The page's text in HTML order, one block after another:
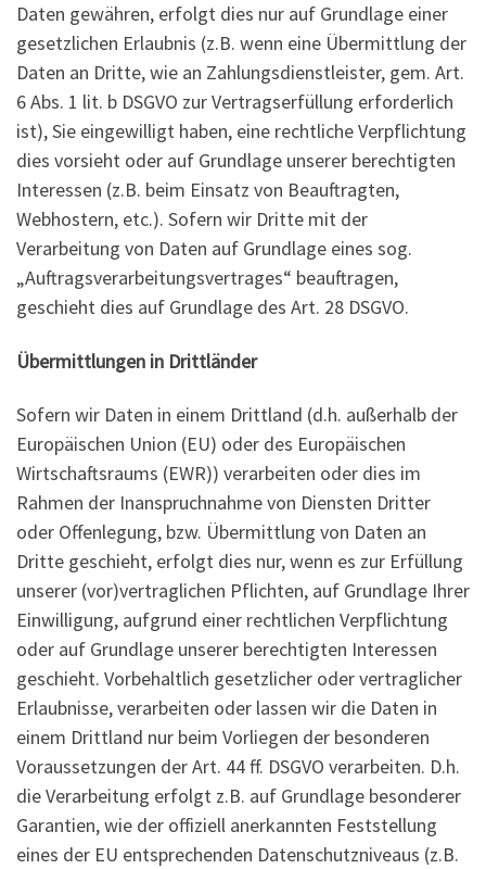
Daten gewähren, erfolgt dies nur auf Grundlage einer
gesetzlichen Erlaubnis (z.B. wenn eine Übermittlung der
Daten an Dritte, wie an Zahlungsdienstleister, gem. Art.
6 Abs. 1 lit. b DSGVO zur Vertragserfüllung erforderlich
ist), Sie eingewilligt haben, eine rechtliche Verpflichtung
dies vorsieht oder auf Grundlage unserer berechtigten
Interessen (z.B. beim Einsatz von Beauftragten,
Webhostern, etc.). Sofern wir Dritte mit der
Verarbeitung von Daten auf Grundlage eines sog.
„Auftragsverarbeitungsvertrages“ beauftragen,
geschieht dies auf Grundlage des Art. 28 DSGVO.
Übermittlungen in Drittländer
Sofern wir Daten in einem Drittland (d.h. außerhalb der
Europäischen Union (EU) oder des Europäischen
Wirtschaftsraums (EWR)) verarbeiten oder dies im
Rahmen der Inanspruchnahme von Diensten Dritter
oder Offenlegung, bzw. Übermittlung von Daten an
Dritte geschieht, erfolgt dies nur, wenn es zur Erfüllung
unserer (vor)vertraglichen Pflichten, auf Grundlage Ihrer
Einwilligung, aufgrund einer rechtlichen Verpflichtung
oder auf Grundlage unserer berechtigten Interessen
geschieht. Vorbehaltlich gesetzlicher oder vertraglicher
Erlaubnisse, verarbeiten oder lassen wir die Daten in
einem Drittland nur beim Vorliegen der besonderen
Voraussetzungen der Art. 44 ff. DSGVO verarbeiten. D.h.
die Verarbeitung erfolgt z.B. auf Grundlage besonderer
Garantien, wie der offiziell anerkannten Feststellung
eines der EU entsprechenden Datenschutzniveaus (z.B.